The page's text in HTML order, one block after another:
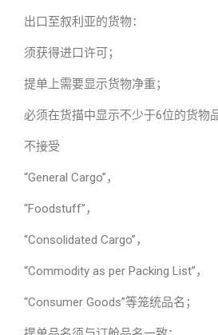
出口至叙利亚的货物：
须获得进口许可；
提单上需要显示货物净重；
必须在货描中显示不少于6位的货物
不接受
“General Cargo”，
“Foodstuff”，
“Consolidated Cargo”，
“Commodity as per Packing List”，
“Consumer Goods”等笼统品名；